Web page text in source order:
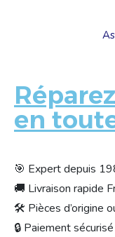
en
🎯 Expert depuis
🚚 Livraison rapide
🛠 Pièces d’origine
🔒 Paiement sécurisé